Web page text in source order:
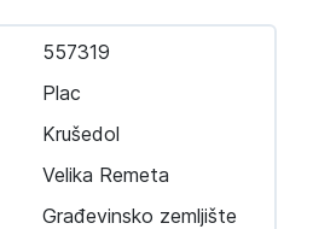
557319
Plac
Krušedol
Velika Remeta
Građevinsko zemljište